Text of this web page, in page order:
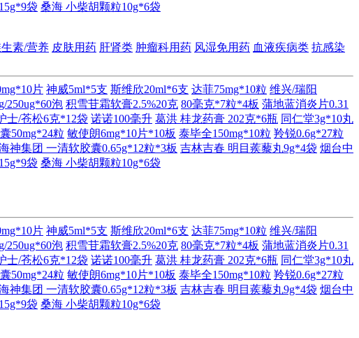
袋 桑海 小柴胡颗粒10g*6袋
素/营养 皮肤用药 肝肾类 肿瘤科用药 风湿免用药 血液疾病类 抗感染
片 神威5ml*5支 斯维欣20ml*6支 达菲75mg*10粒 维兴/瑞阳
250ug*60泡 积雪苷霜软膏2.5%20克 80毫克*7粒*4板 蒲地蓝消炎片0.31
士/苍松6克*12袋 诺诺100毫升 葛洪 桂龙药膏 202克*6瓶 同仁堂3g*10丸
50mg*24粒 敏使朗6mg*10片*10板 泰毕全150mg*10粒 羚锐0.6g*27粒
神集团 一清软胶囊0.65g*12粒*3板 吉林吉春 明目蒺藜丸9g*4袋 烟台中
袋 桑海 小柴胡颗粒10g*6袋
片 神威5ml*5支 斯维欣20ml*6支 达菲75mg*10粒 维兴/瑞阳
250ug*60泡 积雪苷霜软膏2.5%20克 80毫克*7粒*4板 蒲地蓝消炎片0.31
士/苍松6克*12袋 诺诺100毫升 葛洪 桂龙药膏 202克*6瓶 同仁堂3g*10丸
50mg*24粒 敏使朗6mg*10片*10板 泰毕全150mg*10粒 羚锐0.6g*27粒
神集团 一清软胶囊0.65g*12粒*3板 吉林吉春 明目蒺藜丸9g*4袋 烟台中
袋 桑海 小柴胡颗粒10g*6袋